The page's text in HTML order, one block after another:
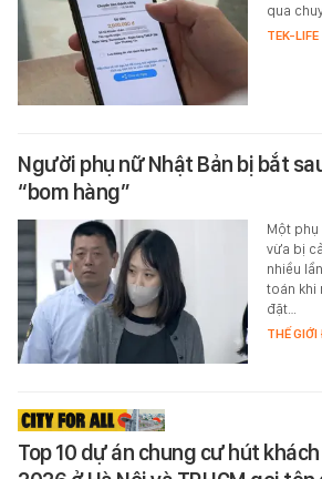
qua
TEK-LIFE
Người phụ nữ Nhật Bản bị bắt
“bom hàng”
Một phụ
vừa bị
nhiều
toán khi
đặt…
THẾ
Top 10 dự án chung cư hút